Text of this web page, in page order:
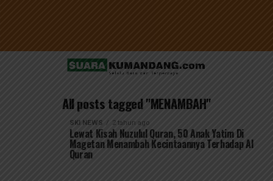
All posts tagged "MENAMBAH"
SKI NEWS 2 tahun ago
Lewat Kisah Nuzulul Quran, 50 Anak Yatim Di
Magetan Menambah Kecintaannya Terhadap Al
Quran